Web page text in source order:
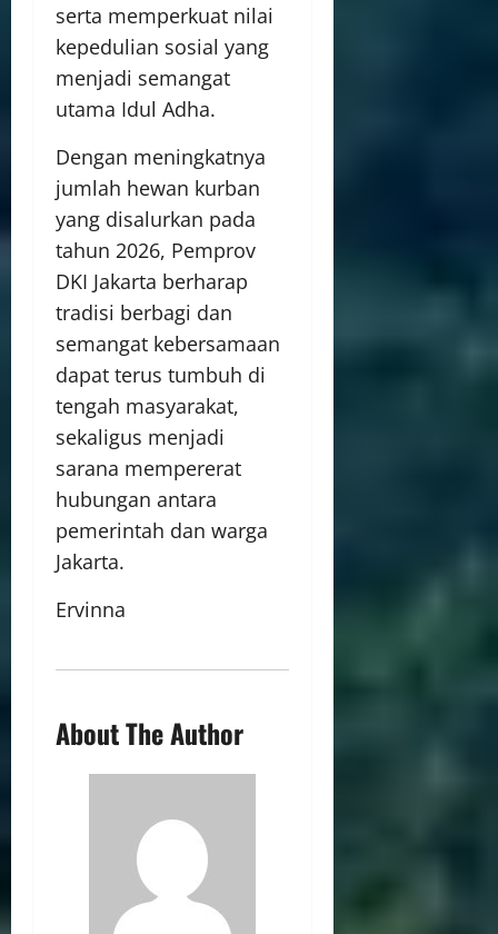
serta memperkuat nilai
kepedulian sosial yang
menjadi semangat
utama Idul Adha.
Dengan meningkatnya
jumlah hewan kurban
yang disalurkan pada
tahun 2026, Pemprov
DKI Jakarta berharap
tradisi berbagi dan
semangat kebersamaan
dapat terus tumbuh di
tengah masyarakat,
sekaligus menjadi
sarana mempererat
hubungan antara
pemerintah dan warga
Jakarta.
Ervinna
About The Author